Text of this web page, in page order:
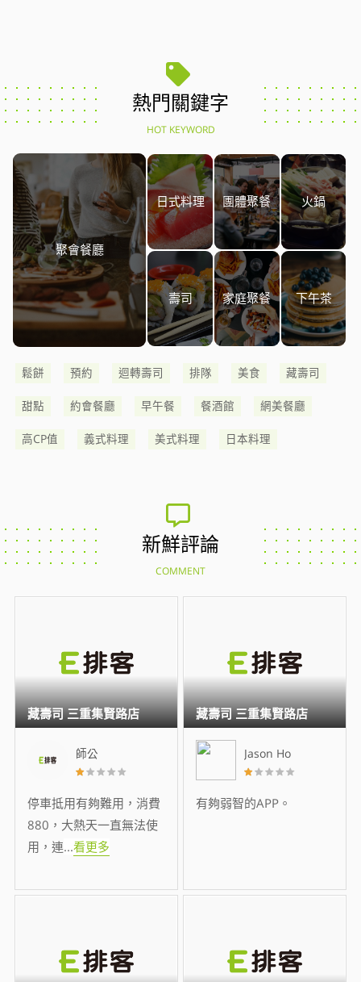
熱門關鍵字
HOT KEYWORD
聚會餐廳
日式料理 團體聚餐 火鍋
壽司 家庭聚餐 下午茶
鬆餅 預約 迴轉壽司 排隊 美食 藏壽司
甜點 約會餐廳 早午餐 餐酒館 網美餐廳
高CP值 義式料理 美式料理 日本料理
新鮮評論
COMMENT
師公
停車抵用有夠難用，消費
880，大熱天一直無法使
用，連...看更多
藏壽司 三重集賢路店
Jason Ho
有夠弱智的APP。
藏壽司 三重集賢路店